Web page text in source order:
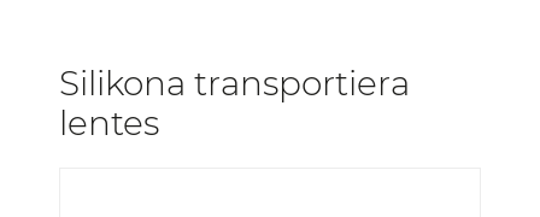
Silikona transportiera
lentes